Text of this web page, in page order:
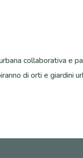
collaborativa e
di orti e giardini